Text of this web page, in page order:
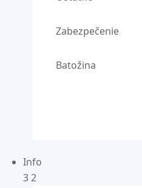
Zabezpečenie
Batožina
Info
3 2